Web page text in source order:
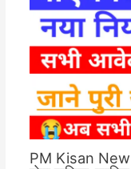
PM Kisan New